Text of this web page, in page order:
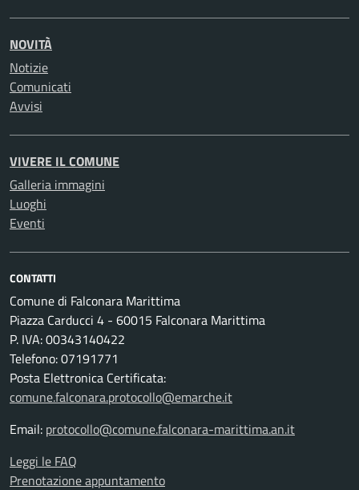
NOVITÀ
Notizie
Comunicati
Avvisi
VIVERE IL COMUNE
Galleria immagini
Luoghi
Eventi
CONTATTI
Comune di Falconara Marittima
Piazza Carducci 4 - 60015 Falconara Marittima
P. IVA: 00343140422
Telefono: 07191771
Posta Elettronica Certificata:
comune.falconara.protocollo@emarche.it
Email: protocollo@comune.falconara-marittima.an.it
Leggi le FAQ
Prenotazione appuntamento